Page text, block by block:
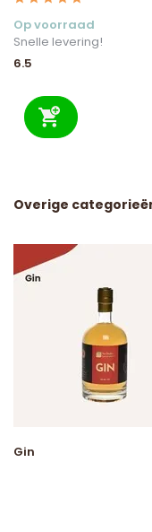
Op voorraad
Snelle levering!
6.5
Overige
Gin